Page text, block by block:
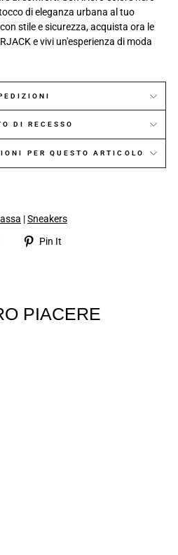
di eleganza urbana al tuo
stile e sicurezza, acquista ora le
e vivi un'esperienza di moda
DI RECESSO
PER QUESTO ARTICOLO
|Sneakers
Tweet Pin It
PIACERE